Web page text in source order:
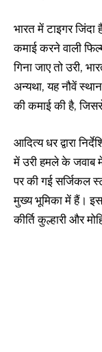
भारत में टाइगर
कमाई करने वाली
गिना जाए तो उरी,
अन्यथा, यह नौवें
की कमाई की है,
आदित्य धर द्वारा
में उरी हमले के जवाब में
पर की गई सर्जिकल
मुख्य भूमिका में हैं।
कीर्ति कुल्हारी और